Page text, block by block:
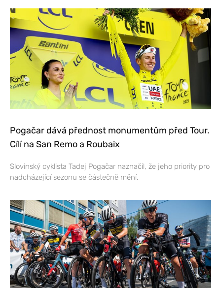
Pogačar dává přednost monumentům před Tour.
Cílí na San Remo a Roubaix
Slovinský cyklista Tadej Pogačar naznačil, že jeho priority pro
nadcházející sezonu se částečně mění.